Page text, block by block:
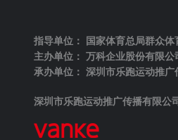
指导单位：
国家体育总局群众体
主办单位： 万科企业股份有限公
承办单位： 深圳市乐跑运动推广
深圳市乐跑运动推广传播有限公